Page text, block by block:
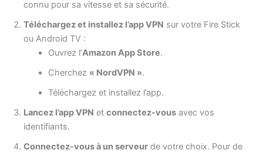
connu pour sa vitesse et sa sécurité.
Téléchargez et installez l’app VPN sur votre Fire Stick
ou Android TV :
Ouvrez l’Amazon App Store.
Cherchez « NordVPN ».
Téléchargez et installez l’app.
Lancez l’app VPN et connectez-vous avec vos
identifiants.
Connectez-vous à un serveur de votre choix. Pour de